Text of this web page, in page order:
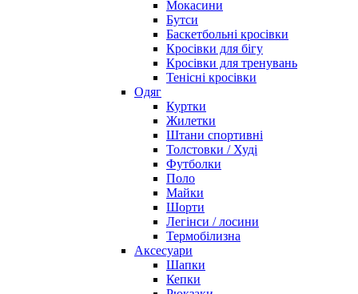
Мокасини
Бутси
Баскетбольні кросівки
Кросівки для бігу
Кросівки для тренувань
Тенісні кросівки
Одяг
Куртки
Жилетки
Штани спортивні
Толстовки / Худі
Футболки
Поло
Майки
Шорти
Легінси / лосини
Термобілизна
Аксесуари
Шапки
Кепки